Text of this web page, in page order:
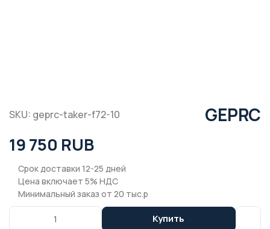
SKU: geprc-taker-f72-10 GEPRC
19 750 RUB
Срок доставки 12-25 дней
Цена включает 5% НДС
Минимальный заказ от 20 тыс.р
Купить